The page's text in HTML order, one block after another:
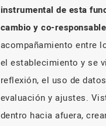
instrumental de esta
cambio y co-
acompañamiento entre
el establecimiento y se
reflexión, el uso de
evaluación y ajustes.
dentro hacia afuera,